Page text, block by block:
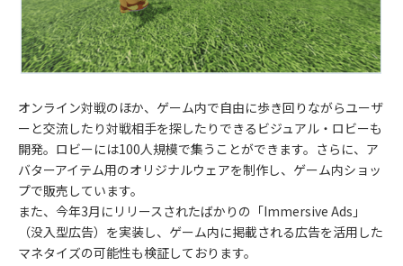
オンライン対戦のほか、ゲーム内で自由に歩き回りながらユーザ
ーと交流したり対戦相手を探したりできるビジュアル・ロビーも
開発。ロビーには100人規模で集うことができます。さらに、ア
バターアイテム用のオリジナルウェアを制作し、ゲーム内ショッ
プで販売しています。
また、今年3月にリリースされたばかりの「Immersive Ads」
（没入型広告）を実装し、ゲーム内に掲載される広告を活用した
マネタイズの可能性も検証しております。